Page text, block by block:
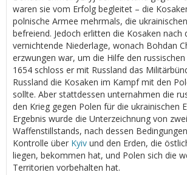
waren sie vom Erfolg begleitet – die
polnische Armee mehrmals, die
befreiend. Jedoch erlitten die Kosaken nach
vernichtende Niederlage, wonach Bohdan
erzwungen war, um die Hilfe den
1654 schloss er mit Russland das
Russland die Kosaken im Kampf mit den
sollte. Aber stattdessen unternahmen die
den Krieg gegen Polen für die ukrainischen
Ergebnis wurde die Unterzeichnung von
Waffenstillstands, nach dessen
Kontrolle über Kyiv und den Erden, die
liegen, bekommen hat, und Polen sich die
Territorien vorbehalten hat.